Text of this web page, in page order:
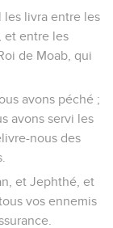
les livra entre les
et entre les
de Moab, qui
avons péché ;
avons servi les
nous des
et Jephthé, et
vos ennemis